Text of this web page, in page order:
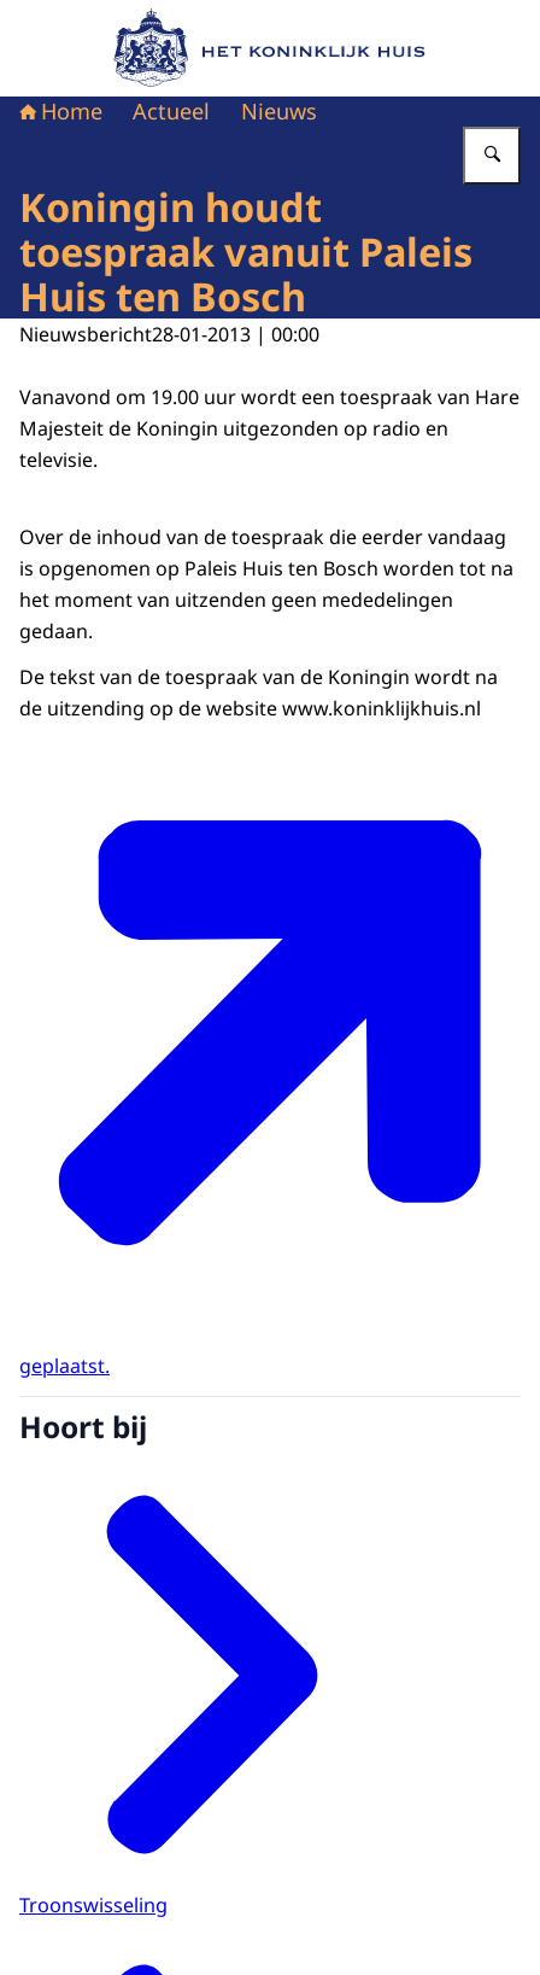
Naar de homepage van Het Koninklijk Huis
Home Actueel Nieuws
Koningin houdt
toespraak vanuit Paleis
Huis ten Bosch
Nieuwsbericht28-01-2013 | 00:00
Vanavond om 19.00 uur wordt een toespraak van Hare
Majesteit de Koningin uitgezonden op radio en
televisie.
Over de inhoud van de toespraak die eerder vandaag
is opgenomen op Paleis Huis ten Bosch worden tot na
het moment van uitzenden geen mededelingen
gedaan.
De tekst van de toespraak van de Koningin wordt na
de uitzending op de website www.koninklijkhuis.nl
geplaatst.
Hoort bij
Troonswisseling